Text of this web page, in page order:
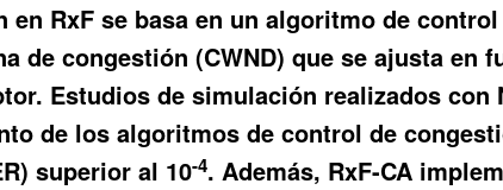
RxF se basa en un algoritmo de
de congestión (CWND) que se ajusta en
Estudios de simulación realizados con
de los algoritmos de control de
superior al 10-4. Además, RxF-CA